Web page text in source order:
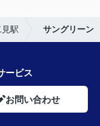
駅 サングリーン
ービス
お問い合わせ